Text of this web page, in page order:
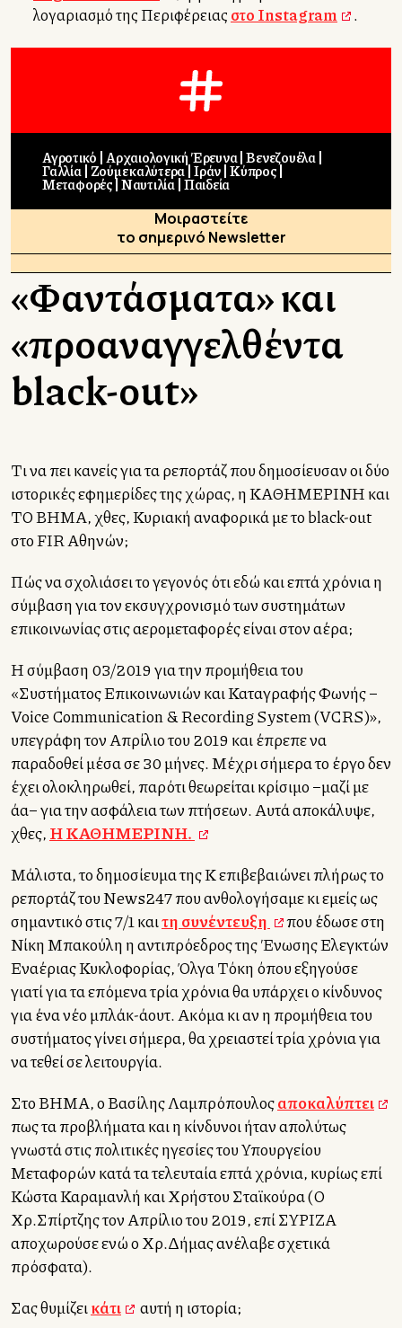
λογαριασμό της Περιφέρειας στο Instagram .
Αγροτικό Αρχαιολογική Έρευνα Βενεζουέλα
Γαλλία Ζούμε καλύτερα Ιράν Κύπρος
Μεταφορές Ναυτιλία Παιδεία
Μοιραστείτε
το σημερινό Newsletter
«Φαντάσματα» και
«προαναγγελθέντα
black-out»
Τι να πει κανείς για τα ρεπορτάζ που δημοσίευσαν οι δύο
ιστορικές εφημερίδες της χώρας, η ΚΑΘΗΜΕΡΙΝΗ και
ΤΟ ΒΗΜΑ, χθες, Κυριακή αναφορικά με το black-out
στο FIR Αθηνών;
Πώς να σχολιάσει το γεγονός ότι εδώ και επτά χρόνια η
σύμβαση για τον εκσυγχρονισμό των συστημάτων
επικοινωνίας στις αερομεταφορές είναι στον αέρα;
Η σύμβαση 03/2019 για την προμήθεια του
«Συστήματος Επικοινωνιών και Καταγραφής Φωνής –
Voice Communication & Recording System (VCRS)»,
υπεγράφη τον Απρίλιο του 2019 και έπρεπε να
παραδοθεί μέσα σε 30 μήνες. Μέχρι σήμερα το έργο δεν
έχει ολοκληρωθεί, παρότι θεωρείται κρίσιμο –μαζί με
άλλα– για την ασφάλεια των πτήσεων. Αυτά αποκάλυψε,
χθες,Η ΚΑΘΗΜΕΡΙΝΗ.
Μάλιστα, το δημοσίευμα της Κ επιβεβαιώνει πλήρως το
ρεπορτάζ του News247 που ανθολογήσαμε κι εμείς ως
σημαντικό στις 7/1 καιτη συνέντευξη
που έδωσε στη
Νίκη Μπακούλη η αντιπρόεδρος της Ένωσης Ελεγκτών
Εναέριας Κυκλοφορίας, Όλγα Τόκη όπου εξηγούσε
γιατί για τα επόμενα τρία χρόνια θα υπάρχει ο κίνδυνος
για ένα νέο μπλάκ-άουτ. Ακόμα κι αν η προμήθεια του
συστήματος γίνει σήμερα, θα χρειαστεί τρία χρόνια για
να τεθεί σε λειτουργία.
Στο ΒΗΜΑ, ο Βασίλης Λαμπρόπουλοςαποκαλύπτει
πως τα προβλήματα και η κίνδυνοι ήταν απολύτως
γνωστά στις πολιτικές ηγεσίες του Υπουργείου
Μεταφορών κατά τα τελευταία επτά χρόνια, κυρίως επί
Κώστα Καραμανλή και Χρήστου Σταϊκούρα (Ο
Χρ.Σπίρτζης τον Απρίλιο του 2019, επί ΣΥΡΙΖΑ
αποχωρούσε ενώ ο Χρ.Δήμας ανέλαβε σχετικά
πρόσφατα).
Σας θυμίζεικάτι αυτή η ιστορία;